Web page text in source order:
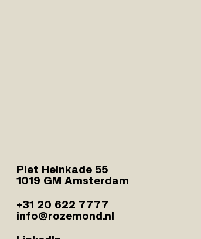
Piet Heinkade 55
1019 GM Amsterdam
+31 20 622 7777
info@rozemond.nl